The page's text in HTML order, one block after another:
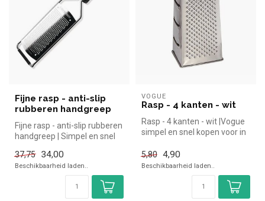
Fijne rasp - anti-slip
rubberen handgreep
Fijne rasp - anti-slip rubberen
handgreep | Simpel en snel
37,75
34,00
Beschikbaarheid laden..
VOGUE
Rasp - 4 kanten - wit
Rasp - 4 kanten - wit |Vogue
simpel en snel kopen voor in
5,80 4,90
Beschikbaarheid laden..